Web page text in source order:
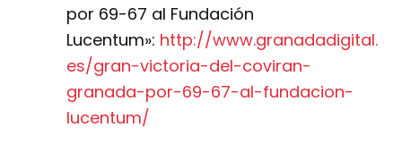
por 69-67 al Fundación
Lucentum»: http://www.granadadigital.
es/gran-victoria-del-coviran-
granada-por-69-67-al-fundacion-
lucentum/